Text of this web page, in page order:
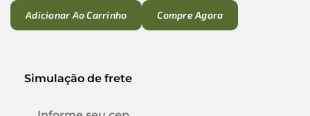
Adicionar Ao Carrinho Compre Agora
Simulação de frete